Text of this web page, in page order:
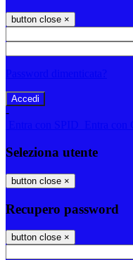
button close ×
-
Seleziona utente
button close ×
Recupero password
button close ×